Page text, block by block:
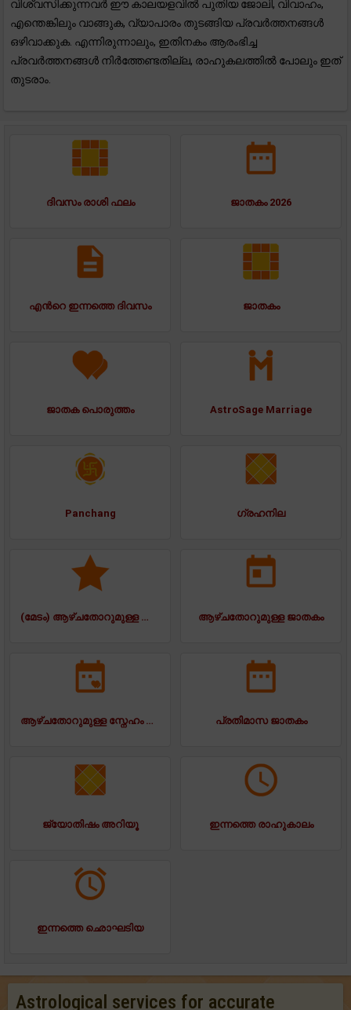
വിശ്വസിക്കുന്നവർ ഈ കാലയളവിൽ പുതിയ ജോലി, വിവാഹം,
എന്തെങ്കിലും വാങ്ങുക, വ്യാപാരം തുടങ്ങിയ പ്രവർത്തനങ്ങൾ
ഒഴിവാക്കുക. എന്നിരുന്നാലും, ഇതിനകം ആരംഭിച്ച
പ്രവർത്തനങ്ങൾ നിർത്തേണ്ടതില്ല, രാഹുകലത്തിൽ പോലും ഇത്
തുടരാം.
ദിവസം രാശി ഫലം ജാതകം 2026
എന്‍റെ ഇന്നത്തെ ദിവസം ജാതകം
ജാതക പൊരുത്തം AstroSage Marriage
Panchang ഗ്രഹനില
(മേടം) ആഴ്ചതോറുമുള്ള ജാതകം ആഴ്ചതോറുമുള്ള ജാതകം
ആഴ്ചതോറുമുള്ള സ്നേഹം ജാതകം പ്രതിമാസ ജാതകം
ജ്യോതിഷം അറിയൂ ഇന്നത്തെ രാഹുകാലം
ഇന്നത്തെ ഛൊഘടിയ
Astrological services for accurate